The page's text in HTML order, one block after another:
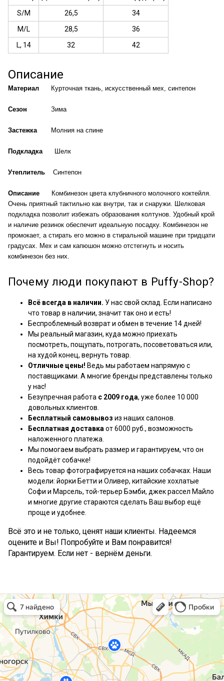
S/M
26,5
34
M/L
28,5
36
L, 14
32 42
Описание
Материал Курточная ткань, искусственный мех, синтепон
Сезон Зима
Застежка Молния на спине
Подкладка Шелк
Утеплитель Синтепон
Описание
Комбинезон цвета клубничного молочного коктейля.
Очень приятный тактильно как внутри, так и снаружи. Шелковая
подкладка позволит избежать образования колтунов. Удобный крой
и наличие резинок обеспечит идеальную посадку. Комбинезон не
промокает, а стирать его можно в стиральной машине при тридцати
градусах. Мех и сам капюшон можно отстегнуть и носить
комбинезон без них.
Почему люди покупают в Puffy-Shop?
Всё всегда в наличии. У нас свой склад. Если написано
что товар в наличии, значит так оно и есть!
Беспроблемный возврат и обмен в течение 14 дней!
Мы реальный магазин, куда можно приехать
посмотреть, пощупать, потрогать, посоветоваться или,
на худой конец, вернуть товар.
Отличные цены! Ведь мы работаем напрямую с
поставщиками. А многие бренды представлены только
у нас!
Безупречная работа с 2009 года, уже более 10 000
довольных клиентов.
Бесплатный самовывоз из наших салонов.
Бесплатная доставка от 6000 руб., возможность
наложенного платежа.
Мы помогаем выбрать размер и гарантируем, что он
подойдёт собачке!
Весь товар фотографируется на наших собачках. Наши
модели: йорки Бетти и Оливер, китайские хохлатые
Софи и Марсель, той-терьер Бэмби, джек рассел Майло
и многие другие стараются сделать Ваш выбор ещё
проще и удобнее.
Всё это и не только, ценят наши клиенты. Надеемся
оцените и Вы! Попробуйте и Вам понравится!
Гарантируем. Если нет - вернём деньги.